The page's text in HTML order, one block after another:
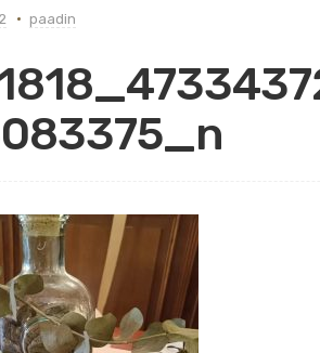
paadin